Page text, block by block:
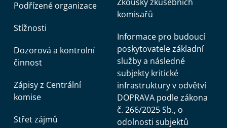
Podřízené organizace
Stížnosti
Dozorová a kontrolní
činnost
Zápisy z Centrální
komise
Střet zájmů
komisařů
Informace pro budoucí
poskytovatele základní
služby a následné
subjekty kritické
infrastruktury v odvětví
DOPRAVA podle zákona
č. 266/2025 Sb., o
odolnosti subjektů